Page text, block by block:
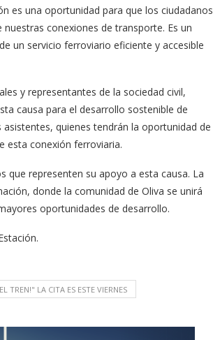
es una oportunidad para que los ciudadanos
conexiones de transporte. Es un
un servicio ferroviario eficiente y accesible
y representantes de la sociedad civil,
causa para el desarrollo sostenible de
quienes tendrán la oportunidad de
esta conexión ferroviaria.
que representen su apoyo a esta causa. La
donde la comunidad de Oliva se unirá
oportunidades de desarrollo.
TREN!" LA CITA ES ESTE VIERNES